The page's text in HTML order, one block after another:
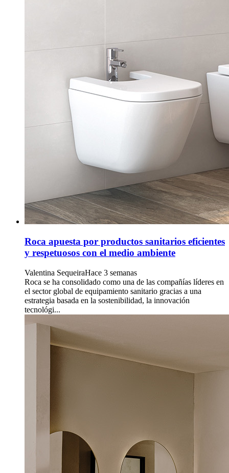
Roca apuesta por productos sanitarios eficientes
y respetuosos con el medio ambiente
Valentina SequeiraHace 3 semanas
Roca se ha consolidado como una de las compañías líderes en
el sector global de equipamiento sanitario gracias a una
estrategia basada en la sostenibilidad, la innovación
tecnológi...